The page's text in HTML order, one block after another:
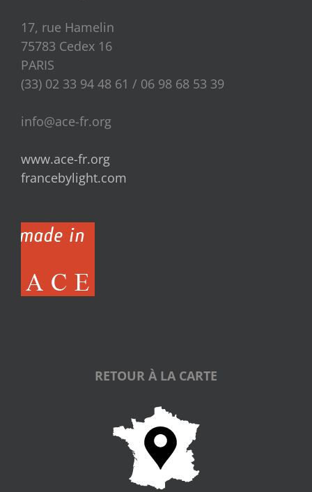
17, rue Hamelin
75783 Cedex 16
PARIS
(33) 02 33 94 48 61 / 06 98 68 53 39
info@ace-fr.org
www.ace-fr.org
francebylight.com
RETOUR À LA CARTE